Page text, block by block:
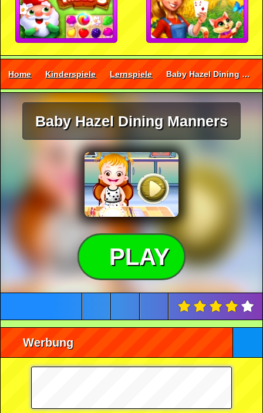
Home Kinderspiele Lernspiele Baby Hazel Dining Manners
Baby Hazel Dining Manners
PLAY
Werbung